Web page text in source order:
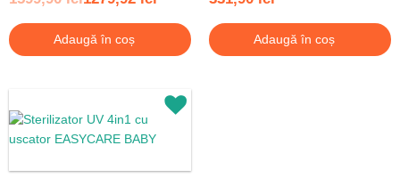
Adaugă în coș Adaugă în coș